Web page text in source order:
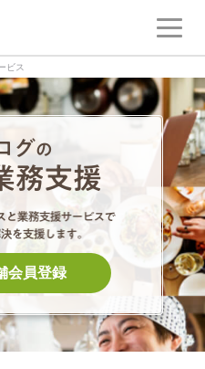
ビス
食べログの集客
食べログの集
会員登録